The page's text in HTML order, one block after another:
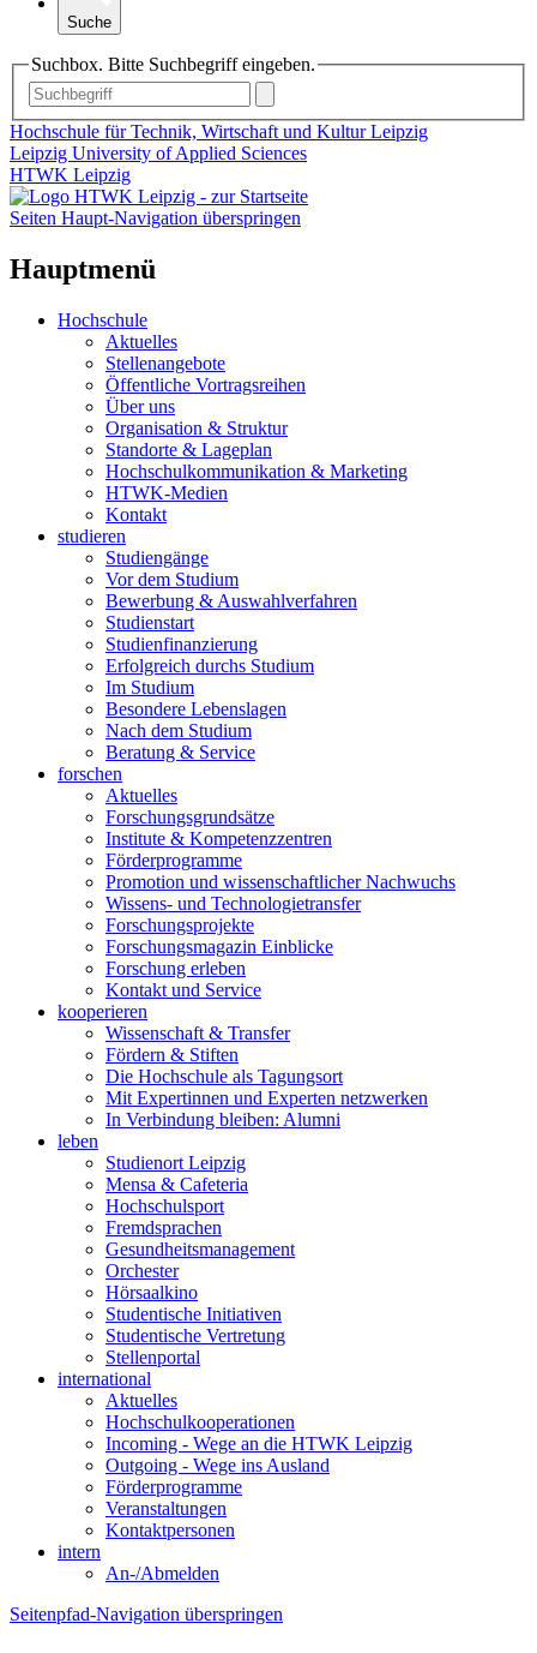
Suche
Suchbox. Bitte Suchbegriff eingeben.
Hochschule für Technik, Wirtschaft und Kultur Leipzig
Leipzig University of Applied Sciences
HTWK Leipzig
Seiten Haupt-Navigation überspringen
Hauptmenü
Hochschule
Aktuelles
Stellenangebote
Öffentliche Vortragsreihen
Über uns
Organisation & Struktur
Standorte & Lageplan
Hochschulkommunikation & Marketing
HTWK-Medien
Kontakt
studieren
Studiengänge
Vor dem Studium
Bewerbung & Auswahlverfahren
Studienstart
Studienfinanzierung
Erfolgreich durchs Studium
Im Studium
Besondere Lebenslagen
Nach dem Studium
Beratung & Service
forschen
Aktuelles
Forschungsgrundsätze
Institute & Kompetenzzentren
Förderprogramme
Promotion und wissenschaftlicher Nachwuchs
Wissens- und Technologietransfer
Forschungsprojekte
Forschungsmagazin Einblicke
Forschung erleben
Kontakt und Service
kooperieren
Wissenschaft & Transfer
Fördern & Stiften
Die Hochschule als Tagungsort
Mit Expertinnen und Experten netzwerken
In Verbindung bleiben: Alumni
leben
Studienort Leipzig
Mensa & Cafeteria
Hochschulsport
Fremdsprachen
Gesundheitsmanagement
Orchester
Hörsaalkino
Studentische Initiativen
Studentische Vertretung
Stellenportal
international
Aktuelles
Hochschulkooperationen
Incoming - Wege an die HTWK Leipzig
Outgoing - Wege ins Ausland
Förderprogramme
Veranstaltungen
Kontaktpersonen
intern
An-/Abmelden
Seitenpfad-Navigation überspringen